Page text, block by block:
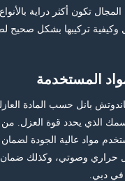
تكون أكثر دراية
وكيفية تركيبها بشكل صحيح
المستخدمة
بانل حسب المادة
الذي يحدد قوة العزل.
مواد عالية الجودة
حراري وصوتي، وكذلك
في دبي.